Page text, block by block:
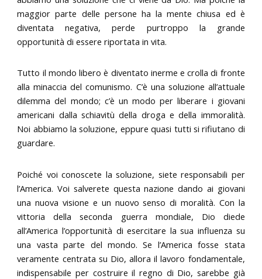
maggior parte delle persone ha la mente chiusa ed è
diventata negativa, perde purtroppo la grande
opportunità di essere riportata in vita.
Tutto il mondo libero è diventato inerme e crolla di fronte
alla minaccia del comunismo. C’è una soluzione all’attuale
dilemma del mondo; c’è un modo per liberare i giovani
americani dalla schiavitù della droga e della immoralità.
Noi abbiamo la soluzione, eppure quasi tutti si rifiutano di
guardare.
Poiché voi conoscete la soluzione, siete responsabili per
l’America. Voi salverete questa nazione dando ai giovani
una nuova visione e un nuovo senso di moralità. Con la
vittoria della seconda guerra mondiale, Dio diede
all’America l’opportunità di esercitare la sua influenza su
una vasta parte del mondo. Se l’America fosse stata
veramente centrata su Dio, allora il lavoro fondamentale,
indispensabile per costruire il regno di Dio, sarebbe già